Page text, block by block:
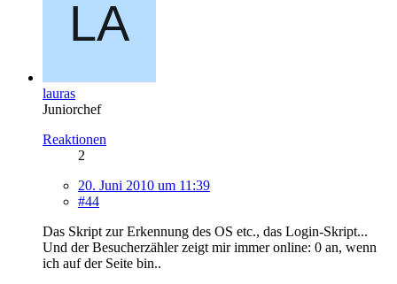
lauras
Juniorchef
Reaktionen
2
20. Juni 2010 um 11:39
#44
Das Skript zur Erkennung des OS etc., das Login-Skript...
Und der Besucherzähler zeigt mir immer online: 0 an, wenn
ich auf der Seite bin..